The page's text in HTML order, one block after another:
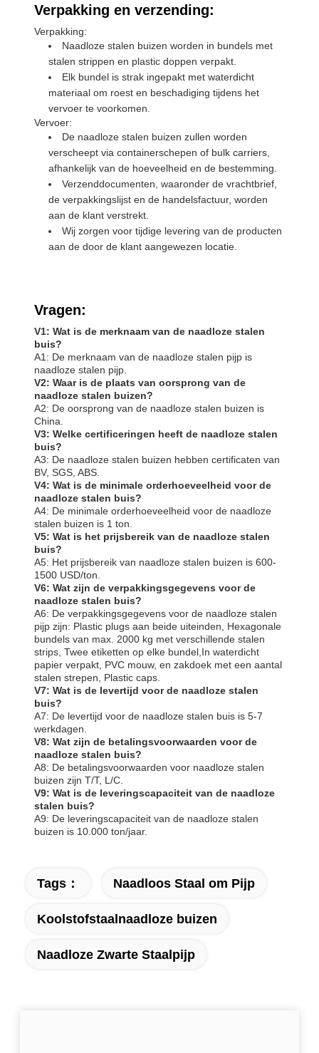
Verpakking en verzending:
Verpakking:
Naadloze stalen buizen worden in bundels met
stalen strippen en plastic doppen verpakt.
Elk bundel is strak ingepakt met waterdicht
materiaal om roest en beschadiging tijdens het
vervoer te voorkomen.
Vervoer:
De naadloze stalen buizen zullen worden
verscheept via containerschepen of bulk carriers,
afhankelijk van de hoeveelheid en de bestemming.
Verzenddocumenten, waaronder de vrachtbrief,
de verpakkingslijst en de handelsfactuur, worden
aan de klant verstrekt.
Wij zorgen voor tijdige levering van de producten
aan de door de klant aangewezen locatie.
Vragen:
V1: Wat is de merknaam van de naadloze stalen
buis?
A1: De merknaam van de naadloze stalen pijp is
naadloze stalen pijp.
V2: Waar is de plaats van oorsprong van de
naadloze stalen buizen?
A2: De oorsprong van de naadloze stalen buizen is
China.
V3: Welke certificeringen heeft de naadloze stalen
buis?
A3: De naadloze stalen buizen hebben certificaten van
BV, SGS, ABS.
V4: Wat is de minimale orderhoeveelheid voor de
naadloze stalen buis?
A4: De minimale orderhoeveelheid voor de naadloze
stalen buizen is 1 ton.
V5: Wat is het prijsbereik van de naadloze stalen
buis?
A5: Het prijsbereik van naadloze stalen buizen is 600-
1500 USD/ton.
V6: Wat zijn de verpakkingsgegevens voor de
naadloze stalen buis?
A6: De verpakkingsgegevens voor de naadloze stalen
pijp zijn: Plastic plugs aan beide uiteinden, Hexagonale
bundels van max. 2000 kg met verschillende stalen
strips, Twee etiketten op elke bundel,In waterdicht
papier verpakt, PVC mouw, en zakdoek met een aantal
stalen strepen, Plastic caps.
V7: Wat is de levertijd voor de naadloze stalen
buis?
A7: De levertijd voor de naadloze stalen buis is 5-7
werkdagen.
V8: Wat zijn de betalingsvoorwaarden voor de
naadloze stalen buis?
A8: De betalingsvoorwaarden voor naadloze stalen
buizen zijn T/T, L/C.
V9: Wat is de leveringscapaciteit van de naadloze
stalen buis?
A9: De leveringscapaciteit van de naadloze stalen
buizen is 10.000 ton/jaar.
Tags： Naadloos Staal om Pijp
Koolstofstaalnaadloze buizen
Naadloze Zwarte Staalpijp